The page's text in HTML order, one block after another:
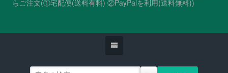
らご注文(①宅配便(送料有料) ②PayPalを利用(送料無料))